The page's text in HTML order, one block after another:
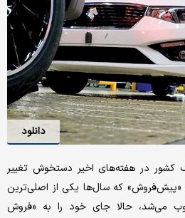
دانلود
کشور در هفته‌های اخیر دستخوش تغییر
که سال‌ها یکی از اصلی‌ترین
می‌شد، حالا جای خود را به «فروش